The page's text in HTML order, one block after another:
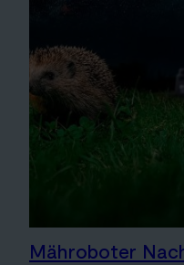
Mähroboter